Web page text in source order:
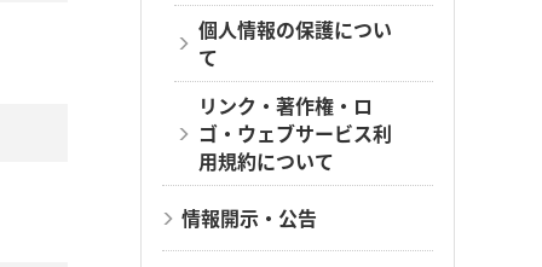
個人情報の保護につい
て
リンク・著作権・ロ
ゴ・ウェブサービス利
用規約について
情報開示・公告